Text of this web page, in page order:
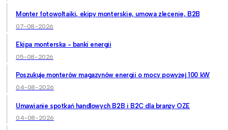
Monter fotowoltaiki, ekipy monterskie, umowa zlecenie, B2B
07-08-2026
Ekipa monterska - banki energii
05-08-2026
Poszukuję monterów magazynów energii o mocy powyżej 100 kW
04-08-2026
Umawianie spotkań handlowych B2B i B2C dla branży OZE
04-08-2026